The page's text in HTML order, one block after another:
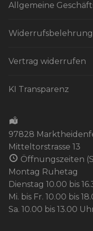
Allgemeine
Widerrufsbelehrung
Vertrag widerrufen
KI Transparenz
97828
Mitteltorstrasse 13
Öffnungszeiten
Montag Ruhetag
Dienstag 10.00 bis
Mi. bis Fr. 10.00 bis
Sa. 10.00 bis 13.00